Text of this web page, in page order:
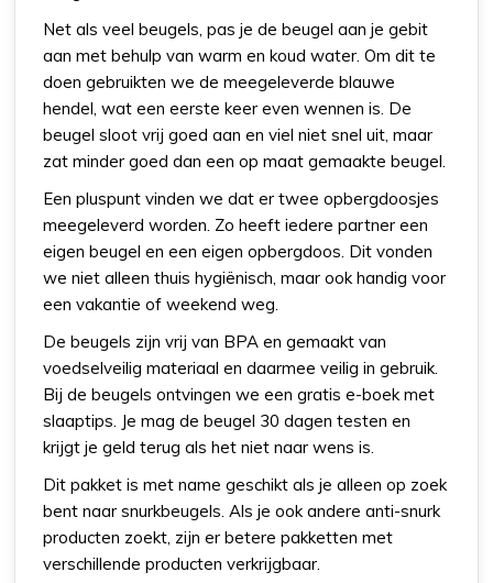
Net als veel beugels, pas je de beugel aan je gebit
aan met behulp van warm en koud water. Om dit te
doen gebruikten we de meegeleverde blauwe
hendel, wat een eerste keer even wennen is. De
beugel sloot vrij goed aan en viel niet snel uit, maar
zat minder goed dan een op maat gemaakte beugel.
Een pluspunt vinden we dat er twee opbergdoosjes
meegeleverd worden. Zo heeft iedere partner een
eigen beugel en een eigen opbergdoos. Dit vonden
we niet alleen thuis hygiënisch, maar ook handig voor
een vakantie of weekend weg.
De beugels zijn vrij van BPA en gemaakt van
voedselveilig materiaal en daarmee veilig in gebruik.
Bij de beugels ontvingen we een gratis e-boek met
slaaptips. Je mag de beugel 30 dagen testen en
krijgt je geld terug als het niet naar wens is.
Dit pakket is met name geschikt als je alleen op zoek
bent naar snurkbeugels. Als je ook andere anti-snurk
producten zoekt, zijn er betere pakketten met
verschillende producten verkrijgbaar.